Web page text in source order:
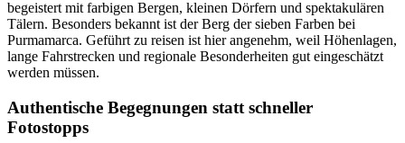
begeistert mit farbigen Bergen, kleinen Dörfern und spektakulären
Tälern. Besonders bekannt ist der Berg der sieben Farben bei
Purmamarca. Geführt zu reisen ist hier angenehm, weil Höhenlagen,
lange Fahrstrecken und regionale Besonderheiten gut eingeschätzt
werden müssen.
Authentische Begegnungen statt schneller
Fotostopps